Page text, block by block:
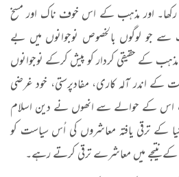
رکھا۔ اور مذہب کے اس خوف ناک اور مسخ
جو لوگوں بالخصوص نوجوانوں میں بے
کے حقیقی کردار کو پیش کرکے نوجوانوں
کے اندر آلہ کاری، مفادپرستی، خود غرضی
اس کے حوالے سے انھوں نے دین اسلام
کے ترقی یافتہ معاشروں کی اُس سیاست کو
نتیجے میں معاشرے ترقی کرتے رہے۔